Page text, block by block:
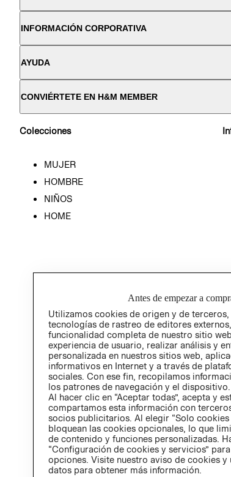
INFORMACIÓN CORPORATIVA
AYUDA
CONVIÉRTETE EN H&M MEMBER
Colecciones
MUJER
HOMBRE
NIÑOS
HOME
Antes de empezar a
Utilizamos cookies de origen y de
tecnologías de rastreo de editores
funcionalidad completa de nuestro sitio
experiencia de usuario, realizar análisis y
personalizada en nuestros sitios web,
informativos en Internet y a través de
sociales. Con ese fin, recopilamos
los patrones de navegación y el dispositivo.
Al hacer clic en “Aceptar todas”, acepta y
compartamos esta información con
socios publicitarios. Al elegir “Solo cookies
bloquean las cookies opcionales, lo que
de contenido y funciones personalizadas.
“Configuración de cookies y servicios”
opciones. Visite nuestro aviso de cookies
datos para obtener más información.